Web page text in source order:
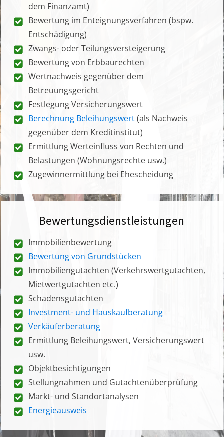
dem Finanzamt)
Bewertung im Enteignungsverfahren (bspw.
Entschädigung)
Zwangs- oder Teilungsversteigerung
Bewertung von Erbbaurechten
Wertnachweis gegenüber dem
Betreuungsgericht
Festlegung Versicherungswert
Berechnung Beleihungswert(als Nachweis
gegenüber dem Kreditinstitut)
Ermittlung Werteinfluss von Rechten und
Belastungen (Wohnungsrechte usw.)
Zugewinnermittlung bei Ehescheidung
Bewertungsdienstleistungen
Immobilienbewertung
Bewertung von Grundstücken
Immobiliengutachten (Verkehrswertgutachten,
Mietwertgutachten etc.)
Schadensgutachten
Investment- und Hauskaufberatung
Verkäuferberatung
Ermittlung Beleihungswert, Versicherungswert
usw.
Objektbesichtigungen
Stellungnahmen und Gutachtenüberprüfung
Markt- und Standortanalysen
Energieausweis